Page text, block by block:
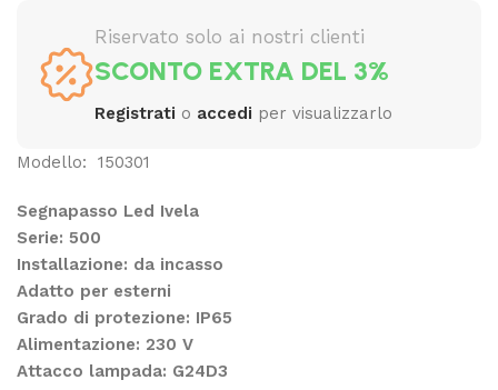
Riservato solo ai nostri clienti
SCONTO EXTRA DEL 3%
Registrati o accedi per visualizzarlo
Modello: 150301
Segnapasso Led Ivela
Serie: 500
Installazione: da incasso
Adatto per esterni
Grado di protezione: IP65
Alimentazione: 230 V
Attacco lampada: G24D3